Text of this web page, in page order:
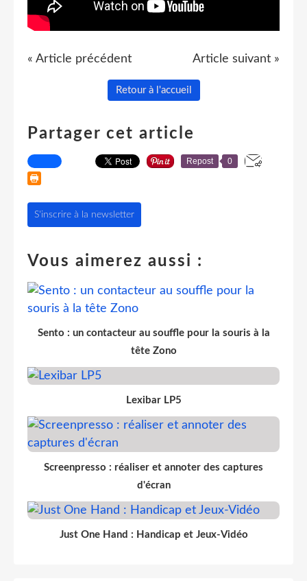
« Article précédent Article suivant »
Retour à l'accueil
Partager cet article
Repost 0
S'inscrire à la newsletter
Vous aimerez aussi :
Sento : un contacteur au souffle pour la souris à la
tête Zono
Lexibar LP5
Screenpresso : réaliser et annoter des captures
d'écran
Just One Hand : Handicap et Jeux-Vidéo